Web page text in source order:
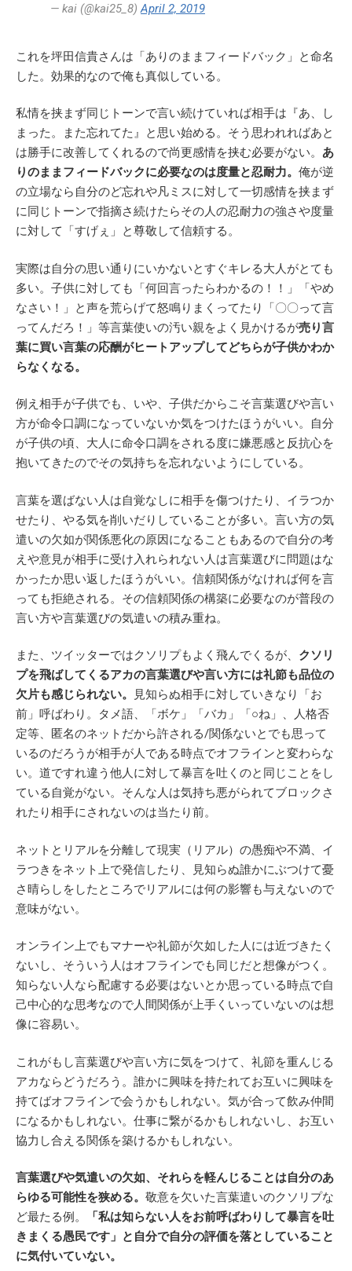
— kai (@kai25_8)April 2, 2019
これを坪田信貴さんは「ありのままフィードバック」と命名
した。効果的なので俺も真似している。
私情を挟まず同じトーンで言い続けていれば相手は『あ、し
まった。また忘れてた』と思い始める。そう思われればあと
は勝手に改善してくれるので尚更感情を挟む必要がない。 あ
りのままフィードバックに必要なのは度量と忍耐力。 俺が逆
の立場なら自分のど忘れや凡ミスに対して一切感情を挟まず
に同じトーンで指摘さ続けたらその人の忍耐力の強さや度量
に対して「すげぇ」と尊敬して信頼する。
実際は自分の思い通りにいかないとすぐキレる大人がとても
多い。子供に対しても「何回言ったらわかるの！！」「やめ
なさい！」と声を荒らげて怒鳴りまくってたり「〇〇って言
ってんだろ！」等言葉使いの汚い親をよく見かけるが売り言
葉に買い言葉の応酬がヒートアップしてどちらが子供かわか
らなくなる。
例え相手が子供でも、いや、子供だからこそ言葉選びや言い
方が命令口調になっていないか気をつけたほうがいい。自分
が子供の頃、大人に命令口調をされる度に嫌悪感と反抗心を
抱いてきたのでその気持ちを忘れないようにしている。
言葉を選ばない人は自覚なしに相手を傷つけたり、イラつか
せたり、やる気を削いだりしていることが多い。言い方の気
遣いの欠如が関係悪化の原因になることもあるので自分の考
えや意見が相手に受け入れられない人は言葉選びに問題はな
かったか思い返したほうがいい。信頼関係がなければ何を言
っても拒絶される。その信頼関係の構築に必要なのが普段の
言い方や言葉選びの気遣いの積み重ね。
また、ツイッターではクソリプもよく飛んでくるが、 クソリ
プを飛ばしてくるアカの言葉選びや言い方には礼節も品位の
欠片も感じられない。
見知らぬ相手に対していきなり「お
前」呼ばわり。タメ語、「ボケ」「バカ」「○ね」、人格否
定等、匿名のネットだから許される/関係ないとでも思って
いるのだろうが相手が人である時点でオフラインと変わらな
い。道ですれ違う他人に対して暴言を吐くのと同じことをし
ている自覚がない。そんな人は気持ち悪がられてブロックさ
れたり相手にされないのは当たり前。
ネットとリアルを分離して現実（リアル）の愚痴や不満、イ
ラつきをネット上で発信したり、見知らぬ誰かにぶつけて憂
さ晴らしをしたところでリアルには何の影響も与えないので
意味がない。
オンライン上でもマナーや礼節が欠如した人には近づきたく
ないし、そういう人はオフラインでも同じだと想像がつく。
知らない人なら配慮する必要はないとか思っている時点で自
己中心的な思考なので人間関係が上手くいっていないのは想
像に容易い。
これがもし言葉選びや言い方に気をつけて、礼節を重んじる
アカならどうだろう。誰かに興味を持たれてお互いに興味を
持てばオフラインで会うかもしれない。気が合って飲み仲間
になるかもしれない。仕事に繋がるかもしれないし、お互い
協力し合える関係を築けるかもしれない。
言葉選びや気遣いの欠如、それらを軽んじることは自分のあ
らゆる可能性を狭める。 敬意を欠いた言葉遣いのクソリプな
ど最たる例。
「私は知らない人をお前呼ばわりして暴言を吐
きまくる愚民です」と自分で自分の評価を落としていること
に気付いていない。